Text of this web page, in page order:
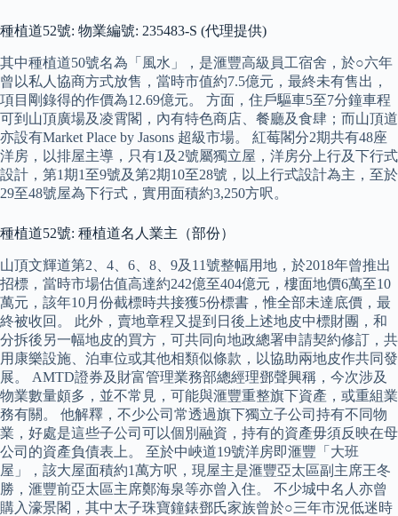
種植道52號: 物業編號: 235483-S (代理提供)
其中種植道50號名為「風水」，是滙豐高級員工宿舍，於○六年
曾以私人協商方式放售，當時市值約7.5億元，最終未有售出，
項目剛錄得的作價為12.69億元。 方面，住戶驅車5至7分鐘車程
可到山頂廣場及凌霄閣，內有特色商店、餐廳及食肆；而山頂道
亦設有Market Place by Jasons 超級市場。 紅莓閣分2期共有48座
洋房，以排屋主導，只有1及2號屬獨立屋，洋房分上行及下行式
設計，第1期1至9號及第2期10至28號，以上行式設計為主，至於
29至48號屋為下行式，實用面積約3,250方呎。
種植道52號: 種植道名人業主（部份）
山頂文輝道第2、4、6、8、9及11號整幅用地，於2018年曾推出
招標，當時市場估值高達約242億至404億元，樓面地價6萬至10
萬元，該年10月份截標時共接獲5份標書，惟全部未達底價，最
終被收回。 此外，賣地章程又提到日後上述地皮中標財團，和
分拆後另一幅地皮的買方，可共同向地政總署申請契約修訂，共
用康樂設施、泊車位或其他相類似條款，以協助兩地皮作共同發
展。 AMTD證券及財富管理業務部總經理鄧聲興稱，今次涉及
物業數量頗多，並不常見，可能與滙豐重整旗下資產，或重組業
務有關。 他解釋，不少公司常透過旗下獨立子公司持有不同物
業，好處是這些子公司可以個別融資，持有的資產毋須反映在母
公司的資產負債表上。 至於中峽道19號洋房即滙豐「大班
屋」，該大屋面積約1萬方呎，現屋主是滙豐亞太區副主席王冬
勝，滙豐前亞太區主席鄭海泉等亦曾入住。 不少城中名人亦曾
購入濠景閣，其中太子珠寶鐘錶鄧氏家族曾於○三年市況低迷時